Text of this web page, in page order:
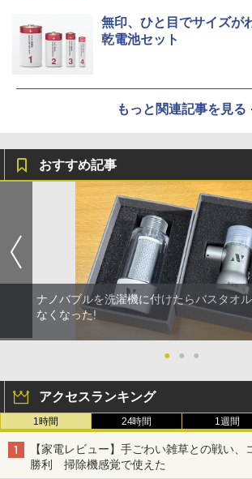
無印、ひと目でサイズが
乾電池セット
もっと関連記事を見る
おすすめ記事
ナノバブルを洗濯機に付けたらバスタオ
なくなった!
● ● ●
アクセスランキング
1時間 24時間 1週間
【家電レビュー】手ごわい雑草との戦い、
勝利 掃除機感覚で使えた